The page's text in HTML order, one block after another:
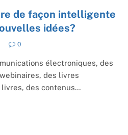
de façon intelligente
idées?
0
électroniques, des
des livres
des contenus…